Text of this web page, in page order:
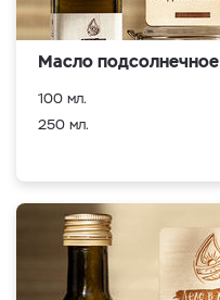
Масло подсолнечное
100 мл.
250 мл.